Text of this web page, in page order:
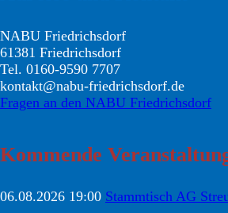
NABU Friedrichsdorf
61381 Friedrichsdorf
Tel. 0160-9590 7707
kontakt@nabu-friedrichsdorf.de
Fragen an den NABU Friedrichsdorf
Kommende
06.08.2026 19:00 Stammtisch AG